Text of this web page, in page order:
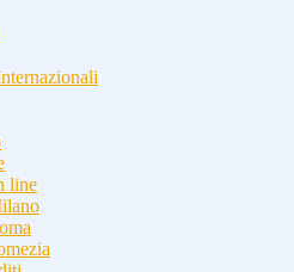
line